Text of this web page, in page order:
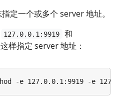
定一个或多个 server 地址。
127.0.0.1:9919 和
样指定 server 地址：